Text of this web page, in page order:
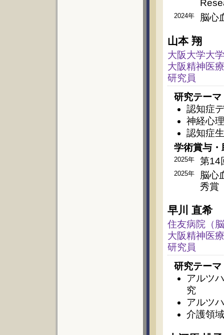
2024年 脳心
山本 翔
大阪大学大
大阪精神医
研究員
研究テーマ
認知症
神経心
認知症
学術賞与・
2025年 第14
2025年
脳心
秀賞
早川 直希
住友病院（
大阪精神医
研究員
研究テーマ
アルツ
究
アルツ
介護領